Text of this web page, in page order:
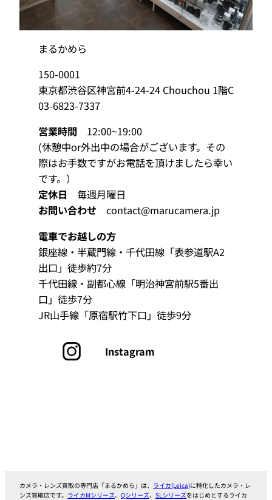
まるかめら
150-0001
東京都渋谷区神宮前4-24-24 Chouchou 1階C
03-6823-7337
営業時間12:00~19:00
(休憩中or外出中の場合がございます。その
際はお手数ですがお電話を頂けましたら幸い
です。）
定休日 毎週月曜日
お問い合わせcontact@marucamera.jp
電車でお越しの方
銀座線・半蔵門線‧千代田線「表参道駅A2
出口」徒歩約7分
千代田線‧副都心線「明治神宮前駅5番出
口」徒歩7分
JR山手線「原宿駅竹下口」徒歩9分
Instagram
カメラ・レンズ買取の専門店「まるかめら」は、 ライカ(Leica)に特化したカメラ・レ
ンズ買取店です。 ライカMシリーズ、 Qシリーズ、 SLシリーズをはじめとするライカ